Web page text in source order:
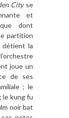
Cityse
et
dont
partition
détient la
joue un
de ses
; le
le kung fu
noir bat